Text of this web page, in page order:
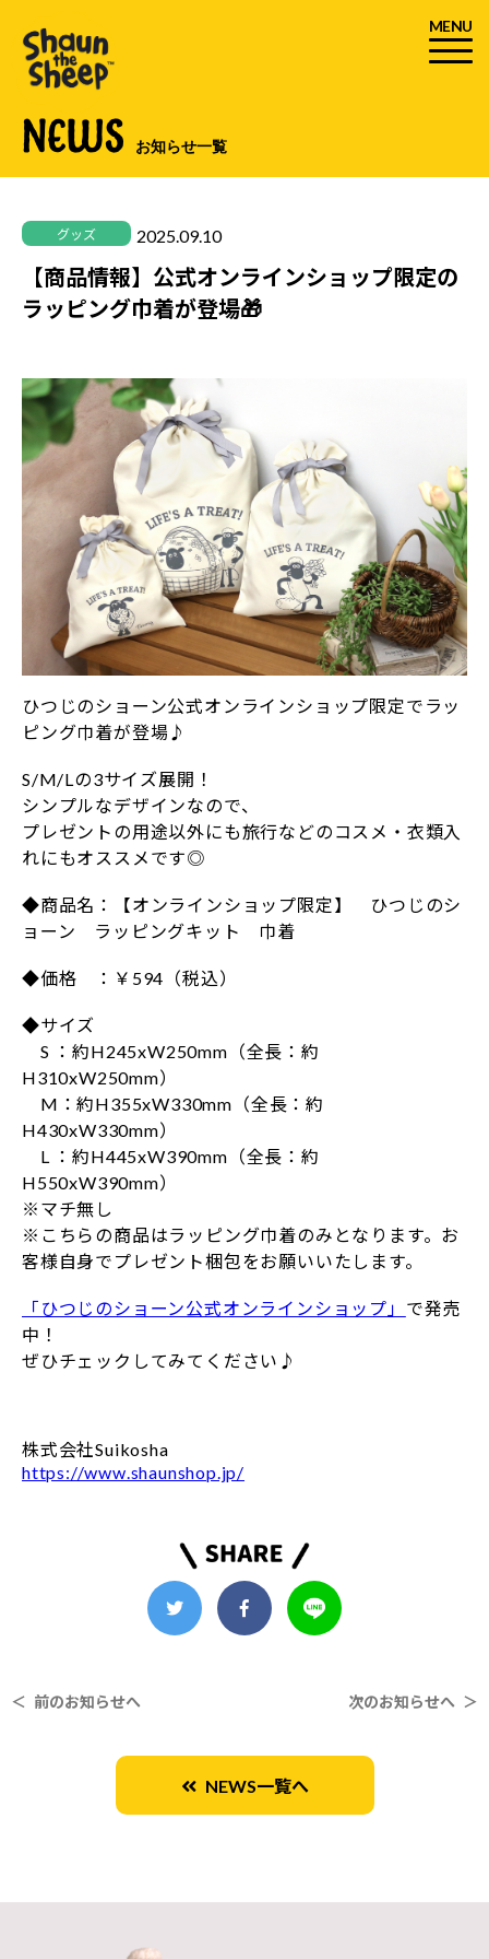
MENU
NEWS お知らせ一覧
グッズ 2025.09.10
【商品情報】公式オンラインショップ限定の
ラッピング巾着が登場🎁
ひつじのショーン公式オンラインショップ限定でラッ
ピング巾着が登場♪
S/M/Lの3サイズ展開！
シンプルなデザインなので、
プレゼントの用途以外にも旅行などのコスメ・衣類入
れにもオススメです◎
◆商品名：【オンラインショップ限定】 ひつじのシ
ョーン ラッピングキット 巾着
◆価格 ：￥594（税込）
◆サイズ
S ：約H245xW250mm（全長：約
H310xW250mm）
M：約H355xW330mm（全長：約
H430xW330mm）
L ：約H445xW390mm（全長：約
H550xW390mm）
※マチ無し
※こちらの商品はラッピング巾着のみとなります。お
客様自身でプレゼント梱包をお願いいたします。
「ひつじのショーン公式オンラインショップ」 で発売
中！
ぜひチェックしてみてください♪
株式会社Suikosha
https://www.shaunshop.jp/
＜ 前のお知らせへ 次のお知らせへ ＞
NEWS一覧へ